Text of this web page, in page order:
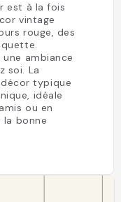
est à la fois
vintage
rouge, des
ambiance
soi. La
typique
idéale
ou en
la bonne